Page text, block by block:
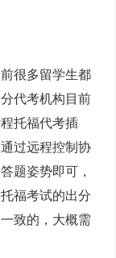
很多留学生都
代考机构目前
托福代考插
过远程控制协
题姿势即可，
福考试的出分
致的，大概需